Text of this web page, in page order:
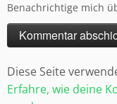
Benachrichtige mich
Diese Seite
Erfahre, wie deine